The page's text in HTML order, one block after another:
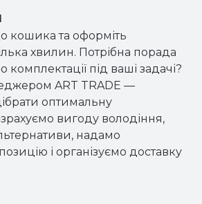
кошика та оформіть
хвилин. Потрібна порада
під ваші задачі?
ART TRADE —
оптимальну
вигоду володіння,
надамо
і організуємо доставку